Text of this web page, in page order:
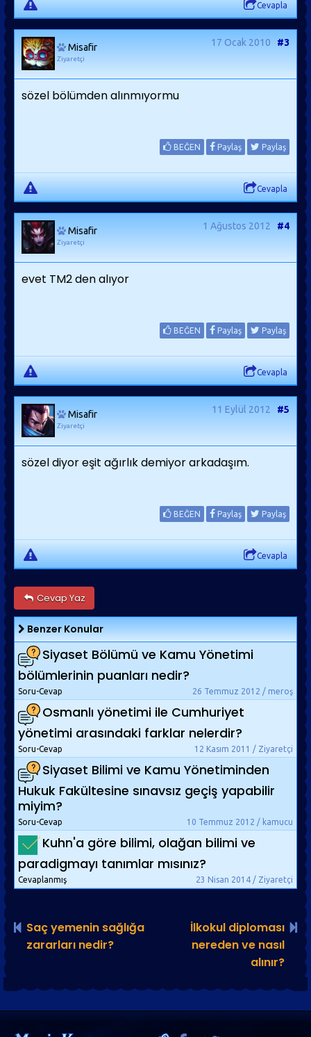
Cevapla
Misafir
Ziyaretçi
17 Ocak 2010 #3
sözel bölümden alınmıyormu
BEĞEN Paylaş Paylaş
Cevapla
Misafir
Ziyaretçi
1 Ağustos 2012 #4
evet TM2 den alıyor
BEĞEN Paylaş Paylaş
Cevapla
Misafir
Ziyaretçi
11 Eylül 2012 #5
sözel diyor eşit ağırlık demiyor arkadaşım.
BEĞEN Paylaş Paylaş
Cevapla
Cevap Yaz
Benzer Konular
Siyaset Bölümü ve Kamu Yönetimi
bölümlerinin puanları nedir?
26 Temmuz 2012 / meroş
Soru-Cevap
Osmanlı yönetimi ile Cumhuriyet
yönetimi arasındaki farklar nelerdir?
12 Kasım 2011 / Ziyaretçi
Soru-Cevap
Siyaset Bilimi ve Kamu Yönetiminden
Hukuk Fakültesine sınavsız geçiş yapabilir
miyim?
10 Temmuz 2012 / kamucu
Soru-Cevap
Kuhn'a göre bilimi, olağan bilimi ve
paradigmayı tanımlar mısınız?
23 Nisan 2014 / Ziyaretçi
Cevaplanmış
Saç yemenin sağlığa
zararları nedir?
İlkokul diploması
nereden ve nasıl
alınır?